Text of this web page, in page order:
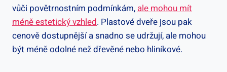
vůči povětrnostním podmínkám, ale mohou mít
méně estetický vzhled. Plastové dveře jsou pak
cenově dostupnější a snadno se udržují, ale mohou
být méně odolné než dřevěné nebo hliníkové.